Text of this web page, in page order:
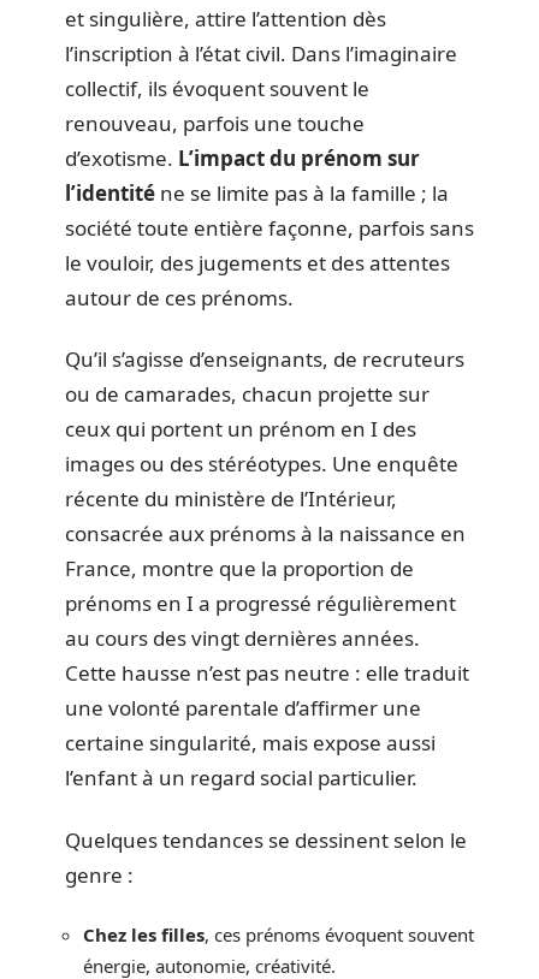
et singulière, attire l’attention dès
l’inscription à l’état civil. Dans l’imaginaire
collectif, ils évoquent souvent le
renouveau, parfois une touche
d’exotisme. L’impact du prénom sur
l’identité ne se limite pas à la famille ; la
société toute entière façonne, parfois sans
le vouloir, des jugements et des attentes
autour de ces prénoms.
Qu’il s’agisse d’enseignants, de recruteurs
ou de camarades, chacun projette sur
ceux qui portent un prénom en I des
images ou des stéréotypes. Une enquête
récente du ministère de l’Intérieur,
consacrée aux prénoms à la naissance en
France, montre que la proportion de
prénoms en I a progressé régulièrement
au cours des vingt dernières années.
Cette hausse n’est pas neutre : elle traduit
une volonté parentale d’affirmer une
certaine singularité, mais expose aussi
l’enfant à un regard social particulier.
Quelques tendances se dessinent selon le
genre :
Chez les filles, ces prénoms évoquent souvent
énergie, autonomie, créativité.